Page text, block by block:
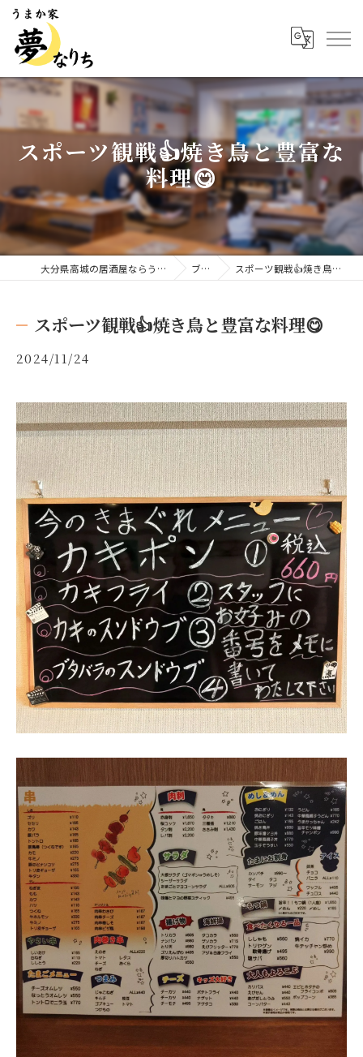
スポーツ観戦👍焼き鳥と豊富な
料理😋
大分県高城の居酒屋ならうまか家 夢なりち ブログ スポーツ観戦👍焼き鳥と豊富な料理😋
スポーツ観戦👍焼き鳥と豊富な料理😋
2024/11/24